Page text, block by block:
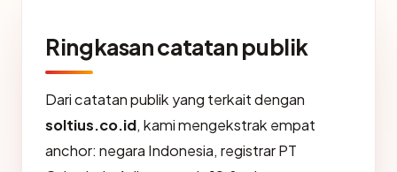
Ringkasan catatan publik
Dari catatan publik yang terkait dengan
soltius.co.id, kami mengekstrak empat
anchor: negara Indonesia, registrar PT